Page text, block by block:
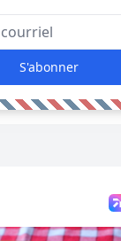
S'abonner